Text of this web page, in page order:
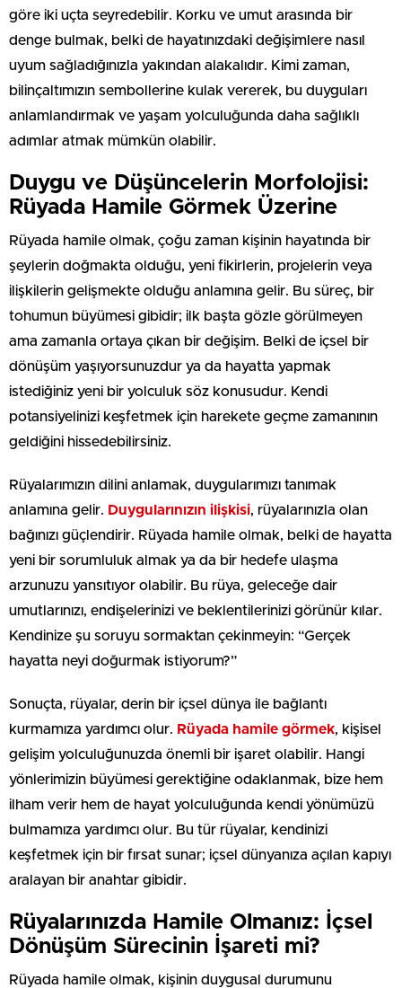
göre iki uçta seyredebilir. Korku ve umut arasında bir
denge bulmak, belki de hayatınızdaki değişimlere nasıl
uyum sağladığınızla yakından alakalıdır. Kimi zaman,
bilinçaltımızın sembollerine kulak vererek, bu duyguları
anlamlandırmak ve yaşam yolculuğunda daha sağlıklı
adımlar atmak mümkün olabilir.
Duygu ve Düşüncelerin Morfolojisi:
Rüyada Hamile Görmek Üzerine
Rüyada hamile olmak, çoğu zaman kişinin hayatında bir
şeylerin doğmakta olduğu, yeni fikirlerin, projelerin veya
ilişkilerin gelişmekte olduğu anlamına gelir. Bu süreç, bir
tohumun büyümesi gibidir; ilk başta gözle görülmeyen
ama zamanla ortaya çıkan bir değişim. Belki de içsel bir
dönüşüm yaşıyorsunuzdur ya da hayatta yapmak
istediğiniz yeni bir yolculuk söz konusudur. Kendi
potansiyelinizi keşfetmek için harekete geçme zamanının
geldiğini hissedebilirsiniz.
Rüyalarımızın dilini anlamak, duygularımızı tanımak
anlamına gelir. Duygularınızın ilişkisi, rüyalarınızla olan
bağınızı güçlendirir. Rüyada hamile olmak, belki de hayatta
yeni bir sorumluluk almak ya da bir hedefe ulaşma
arzunuzu yansıtıyor olabilir. Bu rüya, geleceğe dair
umutlarınızı, endişelerinizi ve beklentilerinizi görünür kılar.
Kendinize şu soruyu sormaktan çekinmeyin: “Gerçek
hayatta neyi doğurmak istiyorum?”
Sonuçta, rüyalar, derin bir içsel dünya ile bağlantı
kurmamıza yardımcı olur. Rüyada hamile görmek, kişisel
gelişim yolculuğunuzda önemli bir işaret olabilir. Hangi
yönlerimizin büyümesi gerektiğine odaklanmak, bize hem
ilham verir hem de hayat yolculuğunda kendi yönümüzü
bulmamıza yardımcı olur. Bu tür rüyalar, kendinizi
keşfetmek için bir fırsat sunar; içsel dünyanıza açılan kapıyı
aralayan bir anahtar gibidir.
Rüyalarınızda Hamile Olmanız: İçsel
Dönüşüm Sürecinin İşareti mi?
Rüyada hamile olmak, kişinin duygusal durumunu